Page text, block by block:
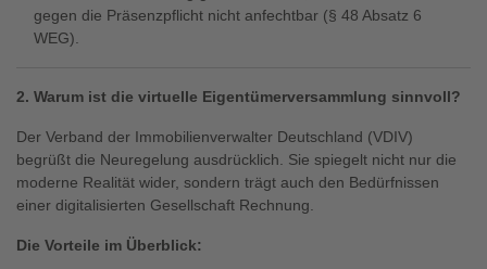
gegen die Präsenzpflicht nicht anfechtbar (§ 48 Absatz 6
WEG).
2. Warum ist die virtuelle Eigentümerversammlung sinnvoll?
Der Verband der Immobilienverwalter Deutschland (VDIV)
begrüßt die Neuregelung ausdrücklich. Sie spiegelt nicht nur die
moderne Realität wider, sondern trägt auch den Bedürfnissen
einer digitalisierten Gesellschaft Rechnung.
Die Vorteile im Überblick: